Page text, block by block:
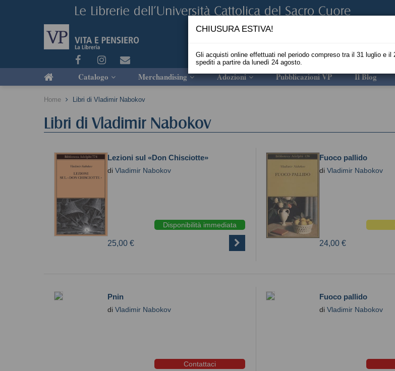
Catalogo Merchandising Adozioni Pubblicazioni VP Il Blog
Home Libri di Vladimir Nabokov
Libri di Vladimir Nabokov
Lezioni sul «Don Chisciotte»
di Vladimir Nabokov
Disponibilità immediata
25,00 €
Fuoco pallido
di Vladimir Nabokov
24,00 €
Pnin
di Vladimir Nabokov
Contattaci
Fuoco pallido
di Vladimir Nabokov
CHIUSURA ESTIVA!
Gli acquisti online effettuati nel periodo compreso tra il 31 luglio e il
spediti a partire da lunedì 24 agosto.